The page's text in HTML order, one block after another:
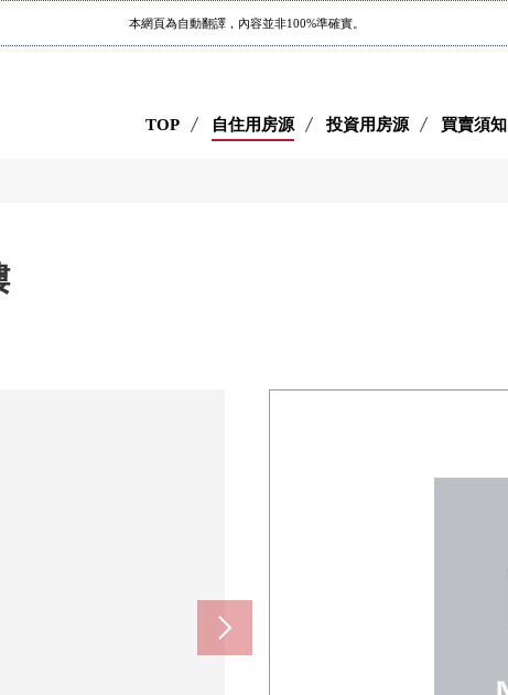
本網頁為自動翻譯，內容並非100%準確實。
TOP 自住用房源 投資用房源 買賣須知